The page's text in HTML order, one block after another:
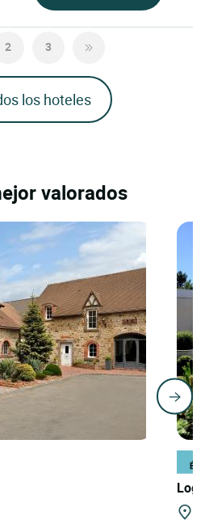
2 3
los hoteles
valorados